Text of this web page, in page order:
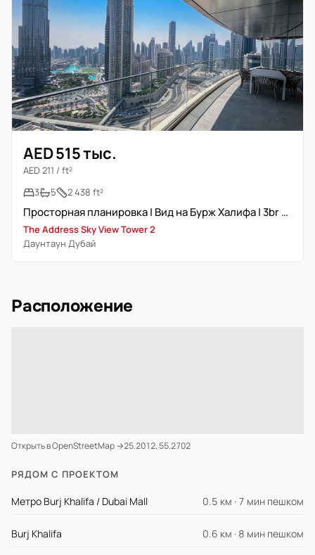
AED 515 тыс.
AED 211 / ft²
3
5 2 438 ft²
Просторная планировка | Вид на Бурж Халифа | 3br Plus M
The Address Sky View Tower 2
Даунтаун Дубай
Расположение
Открыть в OpenStreetMap →25.2012, 55.2702
РЯДОМ С ПРОЕКТОМ
Метро Burj Khalifa / Dubai Mall 0.5 км · 7 мин пешком
Burj Khalifa 0.6 км · 8 мин пешком